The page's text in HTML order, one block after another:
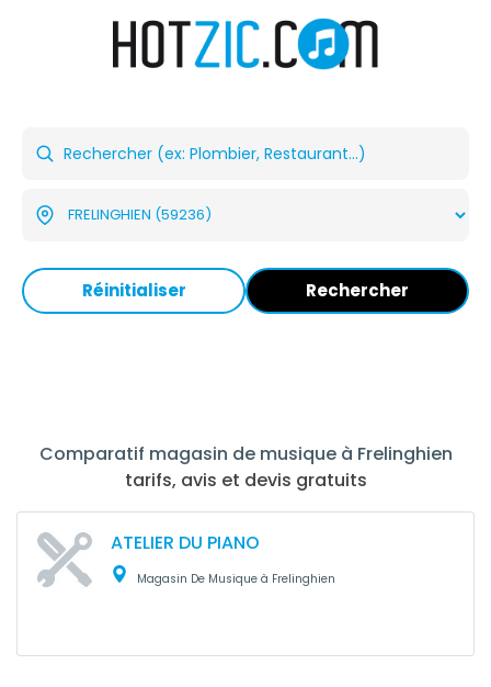
Réinitialiser Rechercher
Comparatif magasin de musique à Frelinghien
tarifs, avis et devis gratuits
ATELIER DU PIANO
Magasin De Musique à Frelinghien